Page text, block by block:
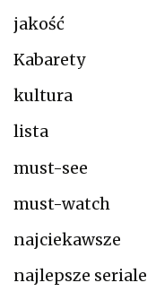
jakość
Kabarety
kultura
lista
must-see
must-watch
najciekawsze
najlepsze seriale